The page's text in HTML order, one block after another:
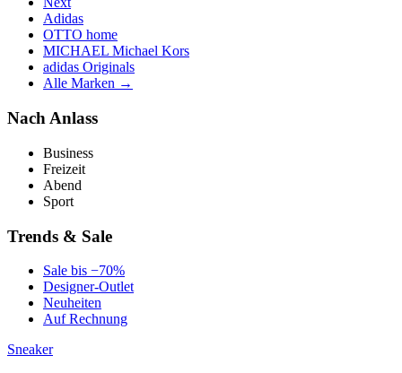
Adidas
OTTO home
MICHAEL Michael Kors
adidas Originals
Alle Marken →
Nach Anlass
Business
Freizeit
Abend
Sport
Trends & Sale
Sale bis −70%
Designer-Outlet
Neuheiten
Auf Rechnung
Sneaker